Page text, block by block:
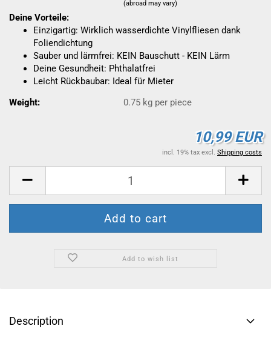
(abroad may vary)
Deine Vorteile:
Einzigartig: Wirklich wasserdichte Vinylfliesen dank
Foliendichtung
Sauber und lärmfrei: KEIN Bauschutt - KEIN Lärm
Deine Gesundheit: Phthalatfrei
Leicht Rückbaubar: Ideal für Mieter
Weight:
0.75 kg per piece
10,99 EUR
incl. 19% tax excl. Shipping costs
Add to wish list
Description